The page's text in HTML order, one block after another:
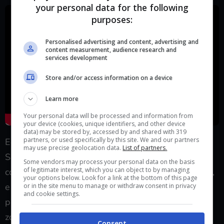
Eccoci arrivati all’ultimo degli oggetti di Johnny
Silverhand. Le sue calzature saranno ottenibili nel
corso della missione secondaria “Family Heirloom
“,
e potrete trovarli nello stesso armadietto in cui sarà
presente anche l’oggetto chiave della missione. La
zona in cui dovrete cercare è un garage sotterraneo
your personal data for the following
purposes:
Personalised advertising and content, advertising and
content measurement, audience research and
services development
Store and/or access information on a device
Learn more
Your personal data will be processed and information from
your device (cookies, unique identifiers, and other device
data) may be stored by, accessed by and shared with 319
partners, or used specifically by this site. We and our partners
may use precise geolocation data. List of partners.
Some vendors may process your personal data on the basis
of legitimate interest, which you can object to by managing
your options below. Look for a link at the bottom of this page
or in the site menu to manage or withdraw consent in privacy
and cookie settings.